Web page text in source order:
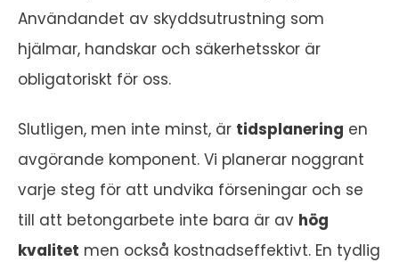
Användandet av skyddsutrustning som
hjälmar, handskar och säkerhetsskor är
obligatoriskt för oss.
Slutligen, men inte minst, är tidsplanering en
avgörande komponent. Vi planerar noggrant
varje steg för att undvika förseningar och se
till att betongarbete inte bara är av hög
kvalitet men också kostnadseffektivt. En tydlig